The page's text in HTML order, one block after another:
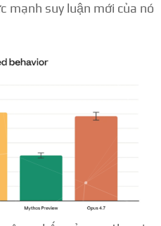
mạnh suy luận mới của nó